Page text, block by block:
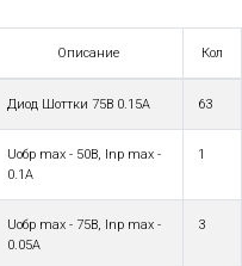
Описание Кол
Диод Шоттки 75В 0.15А 63
Uoбp max - 50В, Inp max -
0.1А
1
Uoбp max - 75В, Inp max -
0.05А
3